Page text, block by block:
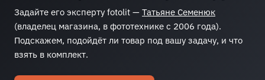
Задайте его эксперту fotolit — Татьяне Семенюк
(владелец магазина, в фототехнике с 2006 года).
Подскажем, подойдёт ли товар под вашу задачу, и что
взять в комплект.